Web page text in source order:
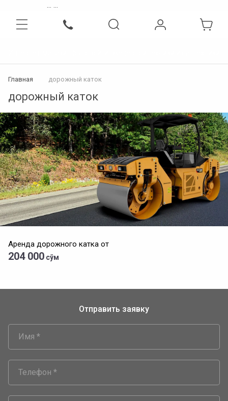
... ...
Главная дорожный каток
дорожный каток
Аренда дорожного катка от
204 000 сўм
Отправить заявку